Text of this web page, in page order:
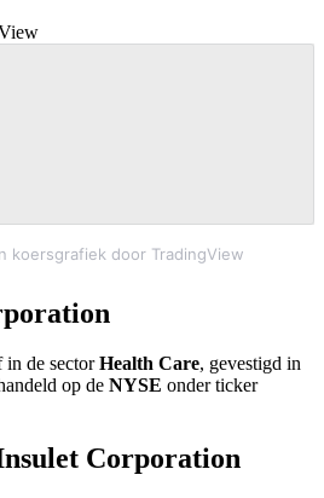
koersgrafiek door TradingView
in de sectorHealth Care, gevestigd in
op de NYSE onder ticker
Corporation